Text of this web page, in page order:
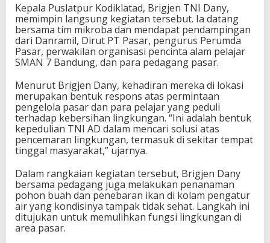
Kepala Puslatpur Kodiklatad, Brigjen TNI Dany,
memimpin langsung kegiatan tersebut. Ia datang
bersama tim mikroba dan mendapat pendampingan
dari Danramil, Dirut PT Pasar, pengurus Perumda
Pasar, perwakilan organisasi pencinta alam pelajar
SMAN 7 Bandung, dan para pedagang pasar.
Menurut Brigjen Dany, kehadiran mereka di lokasi
merupakan bentuk respons atas permintaan
pengelola pasar dan para pelajar yang peduli
terhadap kebersihan lingkungan. “Ini adalah bentuk
kepedulian TNI AD dalam mencari solusi atas
pencemaran lingkungan, termasuk di sekitar tempat
tinggal masyarakat,” ujarnya.
Dalam rangkaian kegiatan tersebut, Brigjen Dany
bersama pedagang juga melakukan penanaman
pohon buah dan penebaran ikan di kolam pengatur
air yang kondisinya tampak tidak sehat. Langkah ini
ditujukan untuk memulihkan fungsi lingkungan di
area pasar.